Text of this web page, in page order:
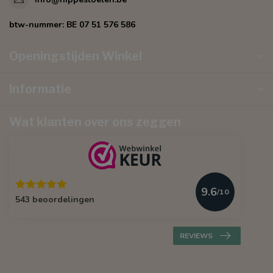
btw-nummer: BE 07 51 576 586
543 beoordelingen
9.6/10
REVIEWS